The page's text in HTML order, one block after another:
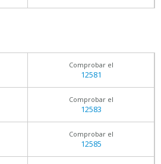
Comprobar el
12581
Comprobar el
12583
Comprobar el
12585